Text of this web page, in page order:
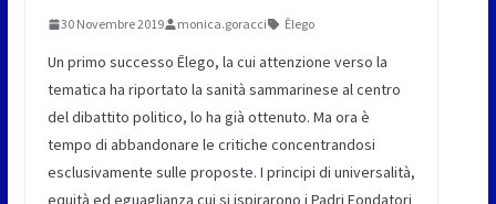
30 Novembre 2019 monica.goracci Ēlego
Un primo successo Ēlego, la cui attenzione verso la
tematica ha riportato la sanità sammarinese al centro
del dibattito politico, lo ha già ottenuto. Ma ora è
tempo di abbandonare le critiche concentrandosi
esclusivamente sulle proposte. I principi di universalità,
equità ed eguaglianza cui si ispirarono i Padri Fondatori